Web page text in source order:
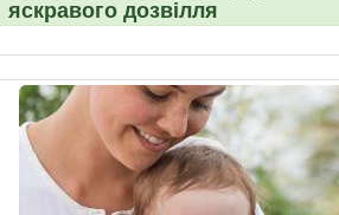
яскравого дозвілля